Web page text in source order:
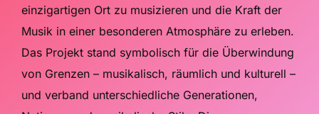
einzigartigen Ort zu musizieren und die Kraft der
Musik in einer besonderen Atmosphäre zu erleben.
Das Projekt stand symbolisch für die Überwindung
von Grenzen – musikalisch, räumlich und kulturell –
und verband unterschiedliche Generationen,